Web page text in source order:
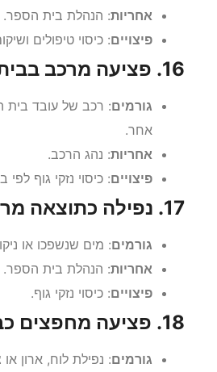
אחריות: הנהלת בית הספר.
פיצויים: כיסוי טיפולים
16. פציעה מרכב בבית הספר
גורמים: רכב של עובד בית
אחר.
אחריות: נהג הרכב.
פיצויים: כיסוי נזקי גוף
17. נפילה כתוצאה מרצפה חלקה
גורמים: מים שנשפכו או
אחריות: הנהלת בית הספר.
פיצויים: כיסוי נזקי גוף.
18. פציעה מחפצים כבדים בכיתה
גורמים: נפילת לוח, ארון